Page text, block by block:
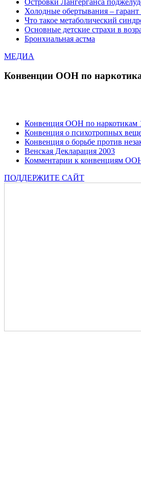
Холодные обертывания –
Что такое метаболический
Основные детские страхи в
Бронхиальная астма
МЕДИА
Конвенции ООН по
Конвенция ООН по наркотикам
Конвенция о психотропных
Конвенция о борьбе против
Венская Декларация 2003
Комментарии к конвенциям
ПОДДЕРЖИТЕ САЙТ